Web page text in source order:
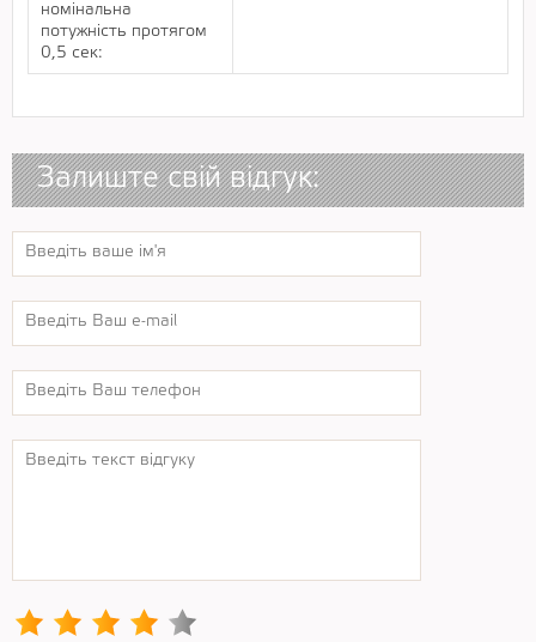
номінальна
потужність протягом
0,5 сек:
Залиште свій відгук: